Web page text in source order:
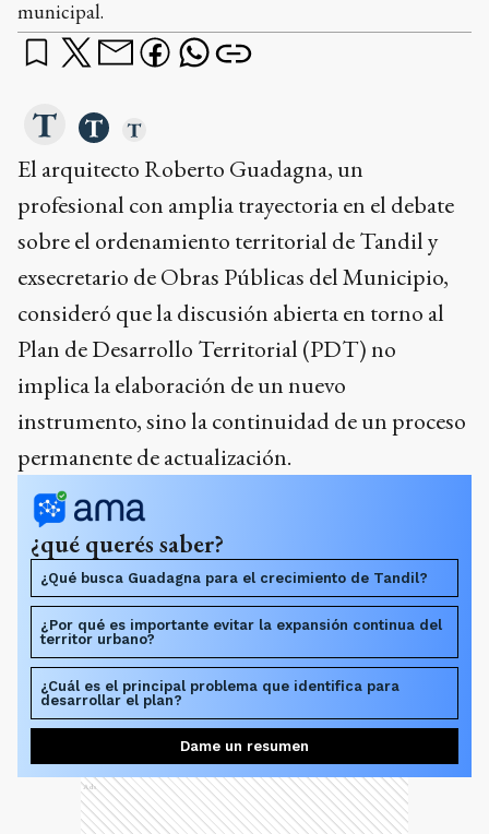
municipal.
El arquitecto Roberto Guadagna, un
profesional con amplia trayectoria en el debate
sobre el ordenamiento territorial de Tandil y
exsecretario de Obras Públicas del Municipio,
consideró que la discusión abierta en torno al
Plan de Desarrollo Territorial (PDT) no
implica la elaboración de un nuevo
instrumento, sino la continuidad de un proceso
permanente de actualización.
¿qué querés saber?
¿Qué busca Guadagna para el crecimiento de Tandil?
¿Por qué es importante evitar la expansión continua del
territor urbano?
¿Cuál es el principal problema que identifica para
desarrollar el plan?
Dame un resumen
Ads